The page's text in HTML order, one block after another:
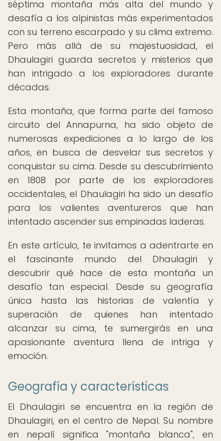
séptima montaña más alta del mundo y
desafía a los alpinistas más experimentados
con su terreno escarpado y su clima extremo.
Pero más allá de su majestuosidad, el
Dhaulagiri guarda secretos y misterios que
han intrigado a los exploradores durante
décadas.
Esta montaña, que forma parte del famoso
circuito del Annapurna, ha sido objeto de
numerosas expediciones a lo largo de los
años, en busca de desvelar sus secretos y
conquistar su cima. Desde su descubrimiento
en 1808 por parte de los exploradores
occidentales, el Dhaulagiri ha sido un desafío
para los valientes aventureros que han
intentado ascender sus empinadas laderas.
En este artículo, te invitamos a adentrarte en
el fascinante mundo del Dhaulagiri y
descubrir qué hace de esta montaña un
desafío tan especial. Desde su geografía
única hasta las historias de valentía y
superación de quienes han intentado
alcanzar su cima, te sumergirás en una
apasionante aventura llena de intriga y
emoción.
Geografía y características
El Dhaulagiri se encuentra en la región de
Dhaulagiri, en el centro de Nepal. Su nombre
en nepalí significa "montaña blanca", en